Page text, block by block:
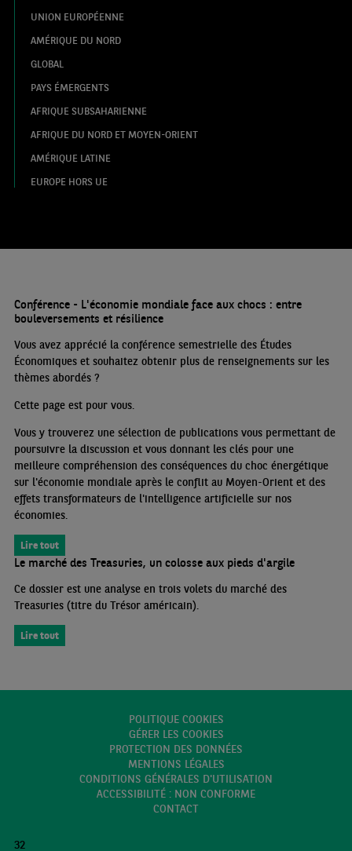
UNION EUROPÉENNE
AMÉRIQUE DU NORD
GLOBAL
PAYS ÉMERGENTS
AFRIQUE SUBSAHARIENNE
AFRIQUE DU NORD ET MOYEN-ORIENT
AMÉRIQUE LATINE
EUROPE HORS UE
Conférence - L'économie mondiale face aux chocs : entre
bouleversements et résilience
Vous avez apprécié la conférence semestrielle des Études
Économiques et souhaitez obtenir plus de renseignements sur les
thèmes abordés?
Cette page est pour vous.
Vous y trouverez une sélection de publications vous permettant de
poursuivre la discussion et vous donnant les clés pour une
meilleure compréhension des conséquences du choc énergétique
sur l'économie mondiale après le conflit au Moyen-Orient et des
effets transformateurs de l'intelligence artificielle sur nos
économies.
Lire tout
Le marché des Treasuries, un colosse aux pieds d'argile
Ce dossier est une analyse en trois volets du marché des
Treasuries (titre du Trésor américain).
Lire tout
POLITIQUE COOKIES
GÉRER LES COOKIES
PROTECTION DES DONNÉES
MENTIONS LÉGALES
CONDITIONS GÉNÉRALES D'UTILISATION
ACCESSIBILITÉ : NON CONFORME
CONTACT
32